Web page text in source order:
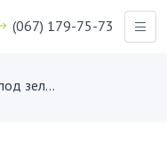
(067) 179-75-73
Солнечная станция под зеленый тариф 45 кВт в пгт Бильмак, Запорожская область